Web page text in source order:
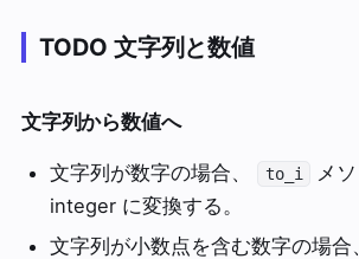
TODO 文字列と数値
文字列から数値へ
文字列が数字の場合、 to_i
メ
integer に変換する。
文字列が小数点を含む数字の場合